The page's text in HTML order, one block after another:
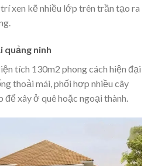
xen kẽ nhiều lớp trên trần tạo ra
quảng ninh
tích 130m2 phong cách hiện đại
thoải mái, phối hợp nhiều cây
để xây ở quê hoặc ngoại thành.